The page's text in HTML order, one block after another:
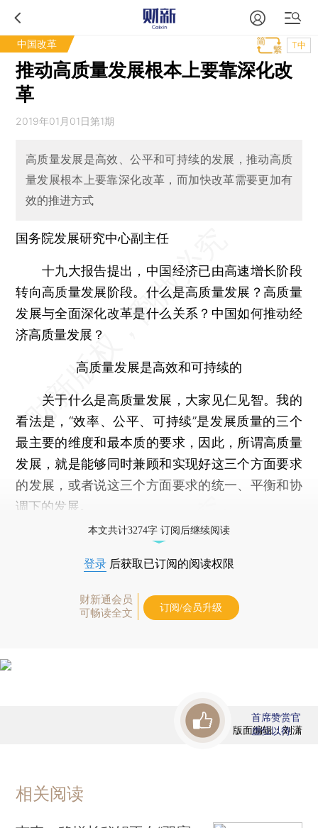
中国改革 T中
推动高质量发展根本上要靠深化改
革
2019年01月01日第1期
高质量发展是高效、公平和可持续的发展，推动高质
量发展根本上要靠深化改革，而加快改革需要更加有
效的推进方式
国务院发展研究中心副主任
十九大报告提出，中国经济已由高速增长阶段
转向高质量发展阶段。什么是高质量发展？高质量
发展与全面深化改革是什么关系？中国如何推动经
济高质量发展？
高质量发展是高效和可持续的
关于什么是高质量发展，大家见仁见智。我的
看法是，“效率、公平、可持续”是发展质量的三个
最主要的维度和最本质的要求，因此，所谓高质量
发展，就是能够同时兼顾和实现好这三个方面要求
的发展，或者说这三个方面要求的统一、平衡和协
调下的发展。
本文共计3274字 订阅后继续阅读
登录 后获取已订阅的阅读权限
财新通会员
可畅读全文
订阅/会员升级
版面编辑：刘潇
首席赞赏官
虚位以待
相关阅读